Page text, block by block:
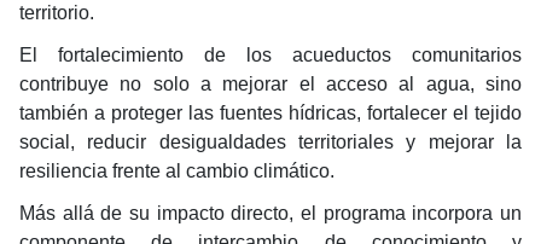
territorio.
El fortalecimiento de los acueductos comunitarios
contribuye no solo a mejorar el acceso al agua, sino
también a proteger las fuentes hídricas, fortalecer el tejido
social, reducir desigualdades territoriales y mejorar la
resiliencia frente al cambio climático.
Más allá de su impacto directo, el programa incorpora un